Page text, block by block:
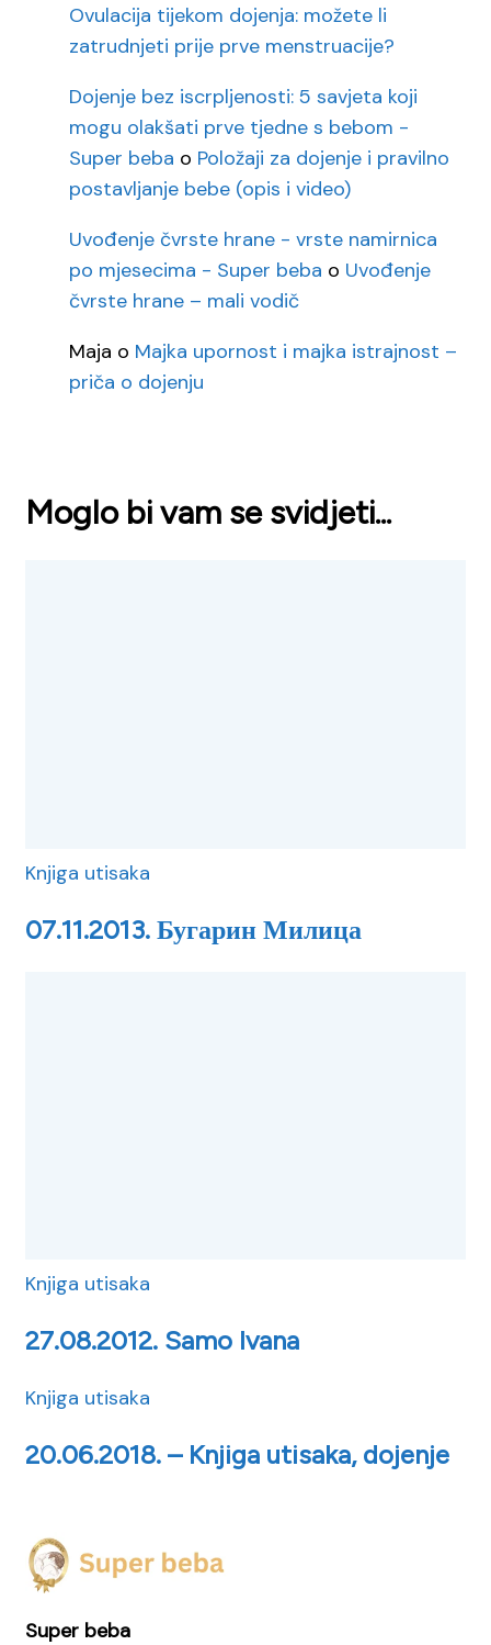
Ovulacija tijekom dojenja: možete li
zatrudnjeti prije prve menstruacije?
Dojenje bez iscrpljenosti: 5 savjeta koji
mogu olakšati prve tjedne s bebom -
Super beba o Položaji za dojenje i pravilno
postavljanje bebe (opis i video)
Uvođenje čvrste hrane - vrste namirnica
po mjesecima - Super beba o Uvođenje
čvrste hrane – mali vodič
Maja o Majka upornost i majka istrajnost –
priča o dojenju
Moglo bi vam se svidjeti...
Knjiga utisaka
07.11.2013. Бугарин Милица
Knjiga utisaka
27.08.2012. Samo Ivana
Knjiga utisaka
20.06.2018. – Knjiga utisaka, dojenje
Super beba